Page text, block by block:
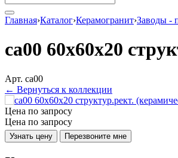
Главная›Каталог›Керамогранит›Заводы -
ca00 60x60x20
Арт. ca00
← Вернуться к коллекции
Цена по запросу
Цена по запросу
Узнать цену Перезвоните мне